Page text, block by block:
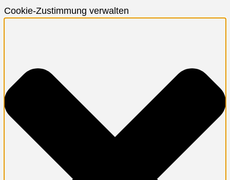
Cookie-Zustimmung verwalten